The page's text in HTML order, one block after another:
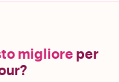
migliore per